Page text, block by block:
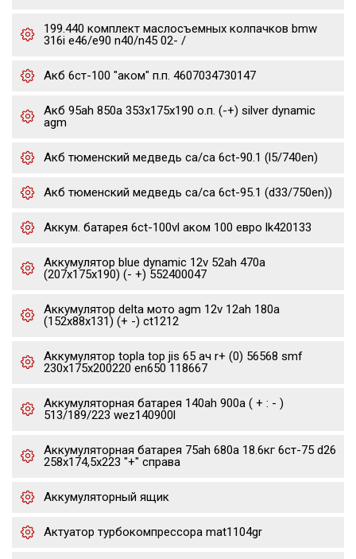
199.440 комплект маслосъемных колпачков bmw
316i e46/e90 n40/n45 02- /
Акб 6ст-100 "аком" п.п. 4607034730147
Акб 95ah 850a 353x175x190 о.п. (-+) silver dynamic
agm
Акб тюменский медведь ca/ca 6ct-90.1 (l5/740en)
Акб тюменский медведь ca/ca 6ct-95.1 (d33/750en))
Аккум. батарея 6ct-100vl аком 100 евро lk420133
Аккумулятор blue dynamic 12v 52ah 470a
(207x175x190) (- +) 552400047
Аккумулятор delta мото agm 12v 12ah 180a
(152x88x131) (+ -) ct1212
Аккумулятор topla top jis 65 ач r+ (0) 56568 smf
230x175x200220 en650 118667
Аккумуляторная батарея 140ah 900a ( + : - )
513/189/223 wez140900l
Аккумуляторная батарея 75ah 680a 18.6кг 6ст-75 d26
258x174,5x223 "+" справа
Аккумуляторный ящик
Актуатор турбокомпрессора mat1104gr